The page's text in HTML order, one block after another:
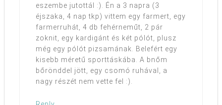
eszembe jutottál :). Én a 3 napra (3
éjszaka, 4 nap tkp) vittem egy farmert, egy
farmerruhát, 4 db fehérneműt, 2 pár
zoknit, egy kardigánt és két pólót, plusz
még egy pólót pizsamának. Belefért egy
kisebb méretű sporttáskába. A bnőm
bőrönddel jött, egy csomó ruhával, a
nagy részét nem vette fel :).